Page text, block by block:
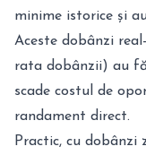
minime istorice și
Aceste dobânzi
rata dobânzii) au
scade costul de
randament direct.
Practic, cu